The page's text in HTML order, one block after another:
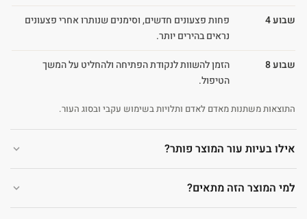
שבוע 4
פחות פצעונים חדשים, וסימנים שנותרו אחרי פצעונים
נראים בהירים יותר.
שבוע 8
הזמן להשוות לנקודת הפתיחה ולהחליט על המשך
הטיפול.
התוצאות משתנות מאדם לאדם ותלויות בשימוש עקבי ובסוג העור.
אילו בעיות עור המוצר פותר?
למי המוצר הזה מתאים?